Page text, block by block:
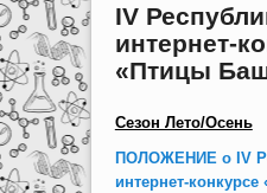
IV
интернет-
«Птицы
Сезон Лето/Осень
ПОЛОЖЕНИЕ о IV
интернет-